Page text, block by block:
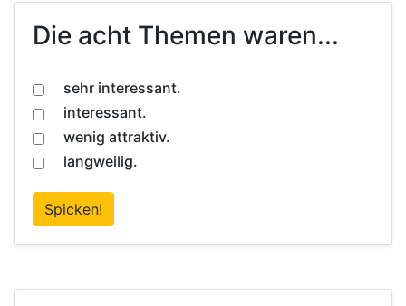
Die acht Themen waren...
sehr interessant.
interessant.
wenig attraktiv.
langweilig.
Spicken!